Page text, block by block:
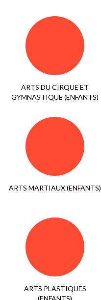
ARTS DU CIRQUE ET
GYMNASTIQUE (ENFANTS)
ARTS MARTIAUX (ENFANTS)
ARTS PLASTIQUES
(ENFANTS)